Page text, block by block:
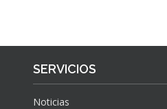
SERVICIOS
Noticias